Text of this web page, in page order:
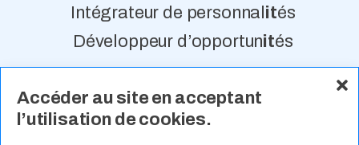
Accéder au site en acceptant
l’utilisation de cookies.
Intégrateur de personnal ités
Développeur d’opportunités
À Propos Nos Valeurs Actualité
Contact Expertises Métiers